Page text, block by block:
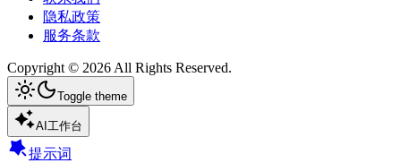
隐私政策
服务条款
Copyright © 2026 All Rights Reserved.
Toggle theme
AI工作台
提示词